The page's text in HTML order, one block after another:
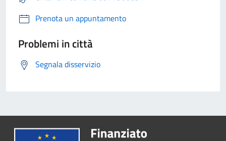
Prenota un appuntamento
Problemi in città
Segnala disservizio